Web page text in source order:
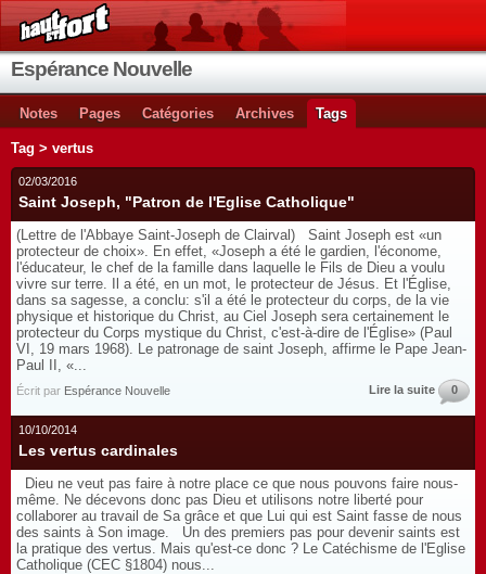
Espérance Nouvelle
Notes Pages Catégories Archives Tags
Tag > vertus
02/03/2016
Saint Joseph, "Patron de l'Eglise Catholique"
(Lettre de l'Abbaye Saint-Joseph de Clairval) Saint Joseph est «un
protecteur de choix». En effet, «Joseph a été le gardien, l'économe,
l'éducateur, le chef de la famille dans laquelle le Fils de Dieu a voulu
vivre sur terre. Il a été, en un mot, le protecteur de Jésus. Et l'Église,
dans sa sagesse, a conclu: s'il a été le protecteur du corps, de la vie
physique et historique du Christ, au Ciel Joseph sera certainement le
protecteur du Corps mystique du Christ, c'est-à-dire de l'Église» (Paul
VI, 19 mars 1968). Le patronage de saint Joseph, affirme le Pape Jean-
Paul II, «...
Écrit par Espérance Nouvelle Lire la suite 0
10/10/2014
Les vertus cardinales
Dieu ne veut pas faire à notre place ce que nous pouvons faire nous-
même. Ne décevons donc pas Dieu et utilisons notre liberté pour
collaborer au travail de Sa grâce et que Lui qui est Saint fasse de nous
des saints à Son image. Un des premiers pas pour devenir saints est
la pratique des vertus. Mais qu'est-ce donc ? Le Catéchisme de l'Eglise
Catholique (CEC §1804) nous...